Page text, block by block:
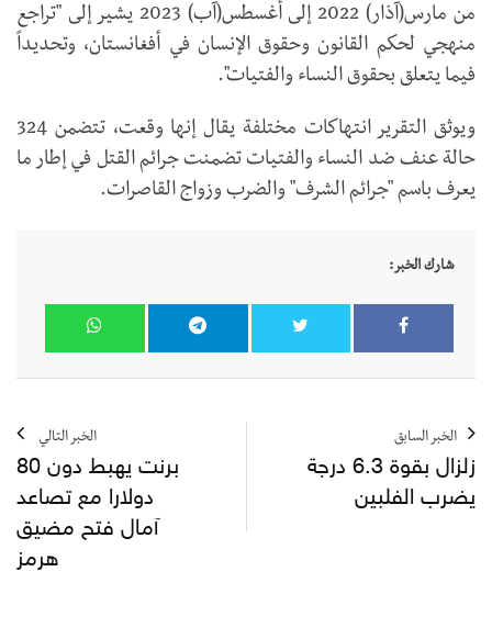
من مارس(آذار) 2022 إلى أغسطس(آب) 2023 يشير إلى "تراجع
منهجي لحكم القانون وحقوق الإنسان في أفغانستان، وتحديداً
فيما يتعلق بحقوق النساء والفتيات".
ويوثق التقرير انتهاكات مختلفة يقال إنها وقعت، تتضمن 324
حالة عنف ضد النساء والفتيات تضمنت جرائم القتل في إطار ما
يعرف باسم "جرائم الشرف" والضرب وزواج القاصرات.
شارك الخبر:
الخبر السابق
زلزال بقوة 6.3 درجة
يضرب الفلبين
الخبر التالي
برنت يهبط دون 80
دولارا مع تصاعد
آمال فتح مضيق
هرمز